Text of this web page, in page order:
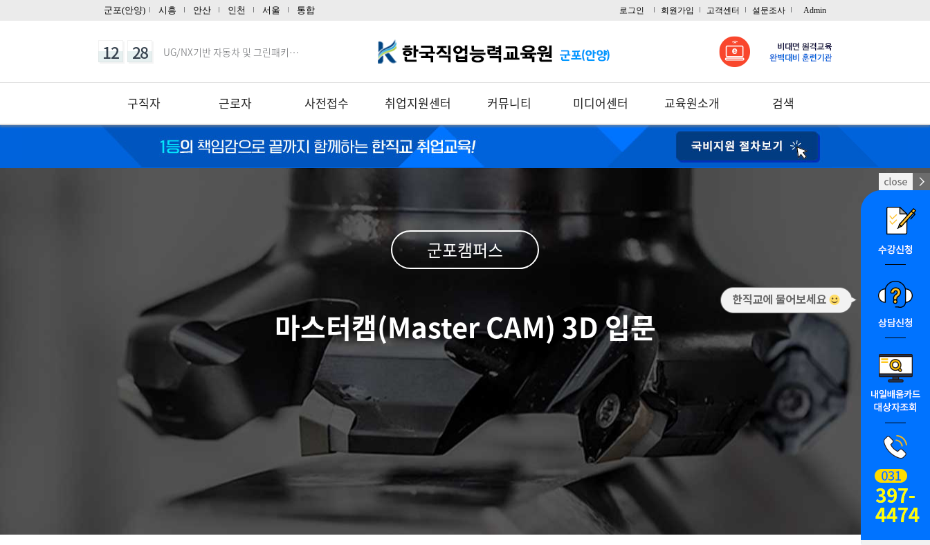
군포(안양) 시흥 안산 인천 서울 통합 로그인 회원가입 고객센터 설문조사 Admin
08 22 (고급_NX10버전) UG/NX를…
10 03 CNC선반 기계조작 입문
29 (기계설계제작)3D CAD/CAM…
08 13 (내선공사)전기시설안전관리자 및 …
08 오토캐드(AutoCAD) 입문
10 03 마스터캠(Master CAM) 3…
구직자 근로자 사전접수 취업지원센터 커뮤니티 미디어센터 교육원소개 검색
군포캠퍼스
마스터캠(Master CAM) 3D 입문